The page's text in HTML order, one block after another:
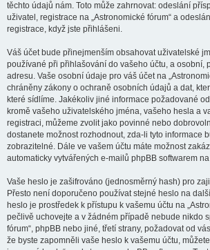
těchto údajů nám. Toto může zahrnovat: odeslání
uživatel, registrace na „Astronomické fórum“ a
registrace, když jste přihlášeni.
Váš účet bude přinejmenším obsahovat uživatelské
používané při přihlašování do vašeho účtu, a osobní,
adresu. Vaše osobní údaje pro váš účet na
chráněny zákony o ochraně osobních údajů a dat,
které sídlíme. Jakékoliv jiné informace požadované
kromě vašeho uživatelského jména, vašeho hesla a
registraci, můžeme zvolit jako povinné nebo
dostanete možnost rozhodnout, zda-li tyto informace
zobrazitelné. Dále ve vašem účtu máte možnost
automaticky vytvářených e-mailů phpBB softwarem
Vaše heslo je zašifrováno (jednosměrný hash) pro
Přesto není doporučeno používat stejné heslo na
heslo je prostředek k přístupu k vašemu účtu na
pečlivě uchovejte a v žádném případě nebude nikdo
fórum“, phpBB nebo jiné, třetí strany, požadovat od
že byste zapomněli vaše heslo k vašemu účtu,